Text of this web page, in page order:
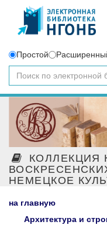
Простой
КОЛЛЕКЦИЯ
НЕМЕЦКОЕ
на главную
Архитектура и